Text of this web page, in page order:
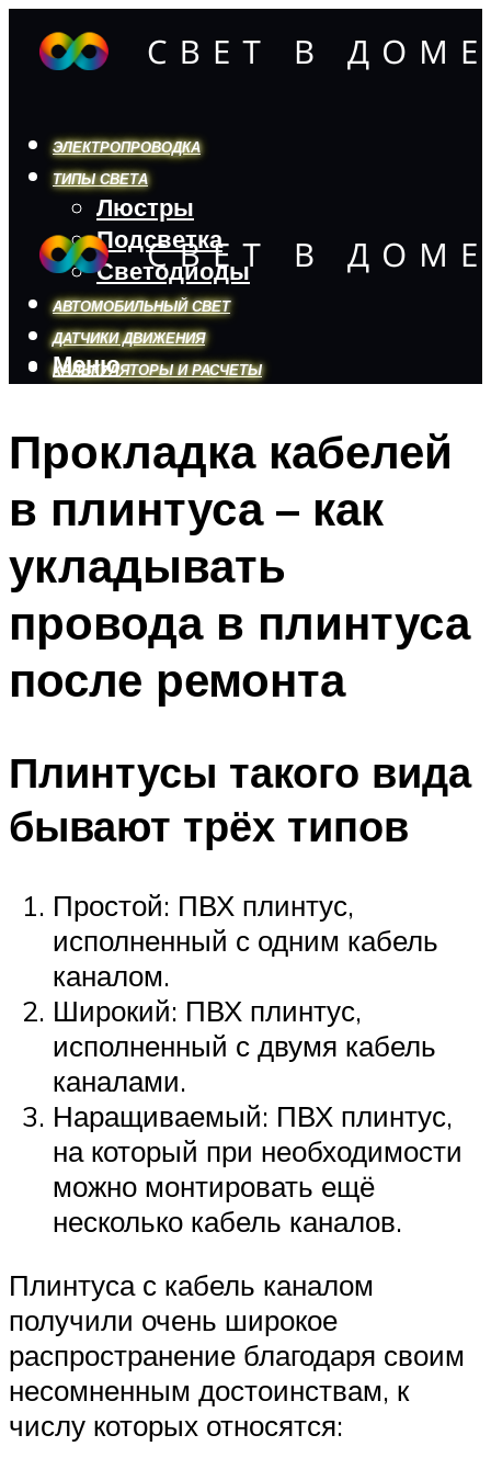
ЭЛЕКТРОПРОВОДКА
ТИПЫ СВЕТА
Люстры
Подсветка
Светодиоды
АВТОМОБИЛЬНЫЙ СВЕТ
ДАТЧИКИ ДВИЖЕНИЯ
КАЛЬКУЛЯТОРЫ И РАСЧЕТЫ
Меню
Меню
Прокладка кабелей
в плинтуса – как
укладывать
провода в плинтуса
после ремонта
Плинтусы такого вида
бывают трёх типов
Простой: ПВХ плинтус,
исполненный с одним кабель
каналом.
Широкий: ПВХ плинтус,
исполненный с двумя кабель
каналами.
Наращиваемый: ПВХ плинтус,
на который при необходимости
можно монтировать ещё
несколько кабель каналов.
Плинтуса с кабель каналом
получили очень широкое
распространение благодаря своим
несомненным достоинствам, к
числу которых относятся: